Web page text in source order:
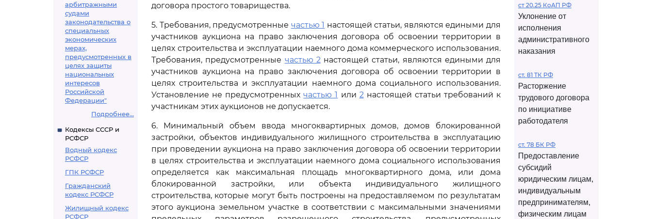
арбитражными
судами
законодательства о
специальных
экономических
мерах,
предусмотренных в
целях защиты
национальных
интересов
Российской
Федерации"
Подробнее...
Кодексы СССР и
РСФСР
Водный кодекс
РСФСР
ГПК РСФСР
Гражданский
кодекс РСФСР
Жилищный кодекс
РСФСР
договора простого товарищества.
5. Требования, предусмотренные частью 1 настоящей статьи, являются едиными для
участников аукциона на право заключения договора об освоении территории в
целях строительства и эксплуатации наемного дома коммерческого использования.
Требования, предусмотренные частью 2настоящей статьи, являются едиными для
участников аукциона на право заключения договора об освоении территории в
целях строительства и эксплуатации наемного дома социального использования.
Установление не предусмотренныхчастью 1 или 2настоящей статьи требований к
участникам этих аукционов не допускается.
6. Минимальный объем ввода многоквартирных домов, домов блокированной
застройки, объектов индивидуального жилищного строительства в эксплуатацию
при проведении аукциона на право заключения договора об освоении территории
в целях строительства и эксплуатации наемного дома социального использования
определяется как максимальная площадь многоквартирного дома, или дома
блокированной застройки, или объекта индивидуального жилищного
строительства, которые могут быть построены на предоставляемом по результатам
этого аукциона земельном участке в соответствии с максимальными значениями
ст 20.25 КоАП РФ
Уклонение от
исполнения
административного
наказания
ст. 81 ТК РФ
Расторжение
трудового договора
по инициативе
работодателя
ст. 78 БК РФ
Предоставление
субсидий
юридическим лицам,
индивидуальным
предпринимателям,
физическим лицам